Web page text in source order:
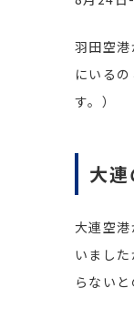
羽田空
にいる
す。）
大
大連空
いまし
らないと